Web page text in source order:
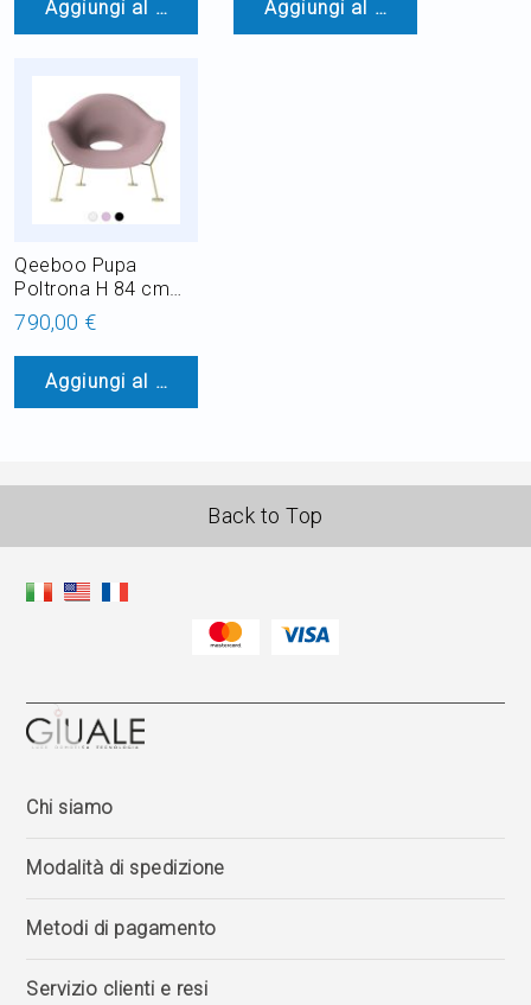
Aggiungi al Carrello
LED RGB 8W per
esterno
Aggiungi al Carrello
Qeeboo Pupa
Poltrona H 84 cm
Ottone
790,00 €
Aggiungi al Carrello
Back to Top
Chi siamo
Modalità di spedizione
Metodi di pagamento
Servizio clienti e resi